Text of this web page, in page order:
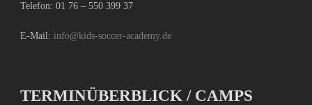
Telefon: 01 76 – 550 399 37
E-Mail: info@kids-soccer-academy.de
TERMINÜBERBLICK / CAMPS